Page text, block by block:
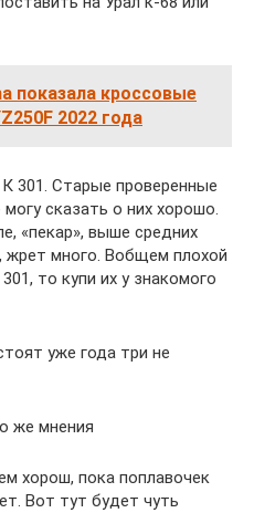
показала кроссовые
2022 года
301. Старые проверенные
сказать о них хорошо.
«пекар», выше средних
жрет много. Вобщем плохой
то купи их у знакомого
уже года три не
же мнения
хорош, пока поплавочек
Вот тут будет чуть